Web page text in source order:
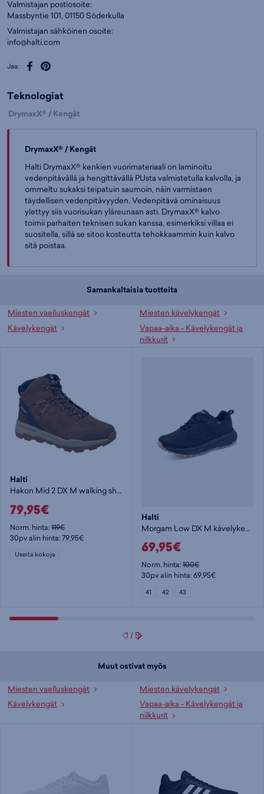
Valmistajan postiosoite:
Massbyntie 101, 01150 Söderkulla
Valmistajan sähköinen osoite:
info@halti.com
Jaa:
Teknologiat
DrymaxX® / Kengät
DrymaxX® / Kengät
Halti DrymaxX® kenkien vuorimateriaali on laminoitu
vedenpitävällä ja hengittävällä PUsta valmistetulla kalvolla, ja
ommeltu sukaksi teipatuin saumoin, näin varmistaen
täydellisen vedenpitävyyden. Vedenpitävä ominaisuus
ylettyy siis vuorisukan yläreunaan asti. DrymaxX® kalvo
toimii parhaiten teknisen sukan kanssa, esimerkiksi villaa ei
suositella, sillä se sitoo kosteutta tehokkaammin kuin kalvo
sitä poistaa.
Samankaltaisia tuotteita
Miesten vaelluskengät
Miesten kävelykengät
Kävelykengät
Vapaa-aika - Kävelykengät ja
nilkkurit
Halti
Hakon Mid 2 DX M walking shoe - miesten kävelykengät
79,95€
Norm. hinta:119€
30pv alin hinta: 79,95€
Useita kokoja
Halti
Morgam Low DX M kävelykenkä - miesten kävelykengät
69,95€
Norm. hinta:100€
30pv alin hinta: 69,95€
41 42 43
1 /5
Muut ostivat myös
Miesten vaelluskengät
Miesten kävelykengät
Kävelykengät
Vapaa-aika - Kävelykengät ja
nilkkurit